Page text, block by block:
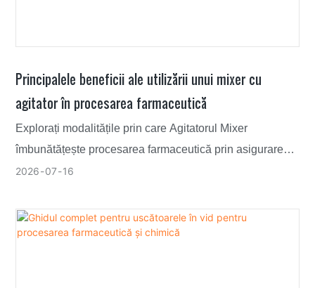
Principalele beneficii ale utilizării unui mixer cu
agitator în procesarea farmaceutică
Explorați modalitățile prin care Agitatorul Mixer
îmbunătățește procesarea farmaceutică prin asigurarea
uniformității produsului, creșterea eficienței și protejarea
2026 07 16